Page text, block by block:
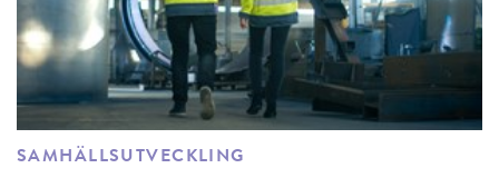
SAMHÄLLSUTVECKLING